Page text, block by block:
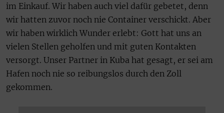
im Einkauf. Wir haben auch viel dafür gebetet, denn
wir hatten zuvor noch nie Container verschickt. Aber
wir haben wirklich Wunder erlebt: Gott hat uns an
vielen Stellen geholfen und mit guten Kontakten
versorgt. Unser Partner in Kuba hat gesagt, er sei am
Hafen noch nie so reibungslos durch den Zoll
gekommen.